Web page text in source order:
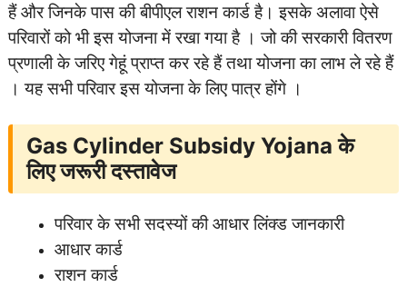
हैं और जिनके पास की बीपीएल राशन कार्ड है। इसके अलावा ऐसे
परिवारों को भी इस योजना में रखा गया है । जो की सरकारी वितरण
प्रणाली के जरिए गेहूं प्राप्त कर रहे हैं तथा योजना का लाभ ले रहे हैं
। यह सभी परिवार इस योजना के लिए पात्र होंगे ।
Gas Cylinder Subsidy Yojana के
लिए जरूरी दस्तावेज
परिवार के सभी सदस्यों की आधार लिंक्ड जानकारी
आधार कार्ड
राशन कार्ड